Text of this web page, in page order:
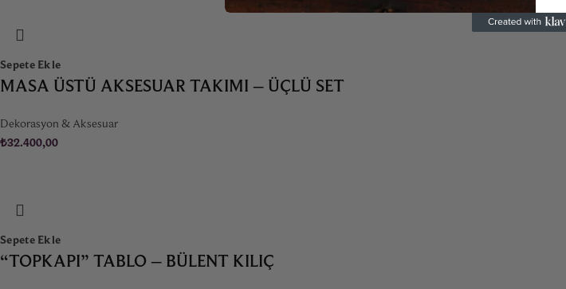
Sepete Ekle
MASA ÜSTÜ AKSESUAR TAKIMI – ÜÇLÜ SET
Dekorasyon & Aksesuar
₺32.400,00
Sepete Ekle
“TOPKAPI” TABLO – BÜLENT KILIÇ